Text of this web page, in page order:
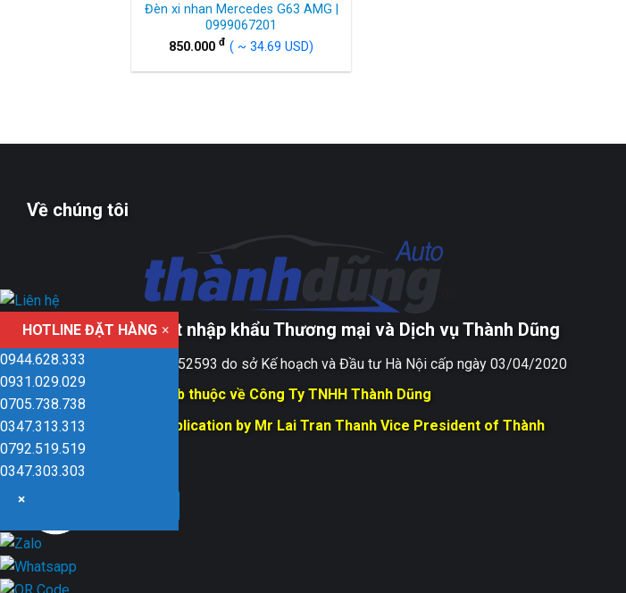
Đèn xi nhan Mercedes G63 AMG |
0999067201
850.000 đ ( ~ 34.69 USD)
Về chúng tôi
Công ty TNHH xuất nhập khẩu Thương mại và Dịch vụ Thành Dũng
Giấy ĐKKD số 0109152593 do sở Kế hoạch và Đầu tư Hà Nội cấp ngày 03/04/2020
Bản quyền trang web thuộc về Công Ty TNHH Thành Dũng
Responsible for Publication by Mr Lai Tran Thanh Vice President of Thành
Dũng company
HOTLINE ĐẶT HÀNG ×
0944.628.333
0931.029.029
0705.738.738
0347.313.313
0792.519.519
0347.303.303
×